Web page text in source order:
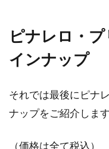
ピナレロ・
インナップ
それでは最後にピナ
ナップをご紹介します
（価格は全て税込）